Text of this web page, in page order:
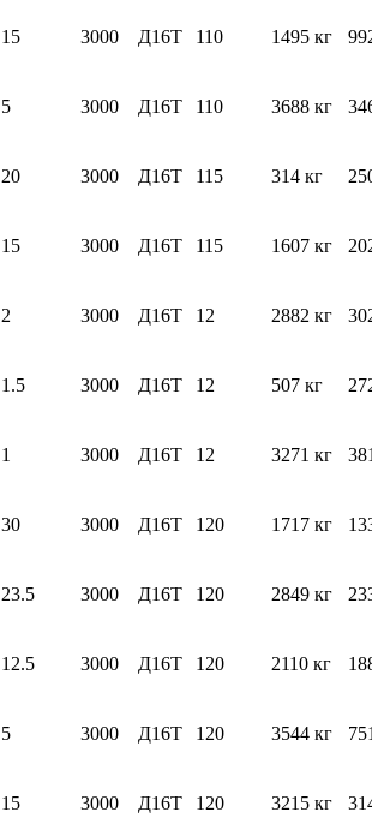
15 3000 Д16Т 110 1495 кг
5 3000 Д16Т 110 3688 кг
20 3000 Д16Т 115 314 кг
15 3000 Д16Т 115 1607 кг
2 3000 Д16Т 12 2882 кг
1.5 3000 Д16Т 12 507 кг
1 3000 Д16Т 12 3271 кг
30 3000 Д16Т 120 1717 кг
23.5 3000 Д16Т 120 2849 кг
12.5 3000 Д16Т 120 2110 кг
5 3000 Д16Т 120 3544 кг
15 3000 Д16Т 120 3215 кг